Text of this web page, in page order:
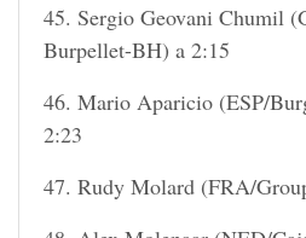
45. Sergio Geovani Chumil
Burpellet-BH) a 2:15
46. Mario Aparicio (ESP/
2:23
47. Rudy Molard (FRA/